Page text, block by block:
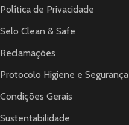
Política de Privacidade
Selo Clean & Safe
Reclamações
Protocolo Higiene e Segurança
Condições Gerais
Sustentabilidade